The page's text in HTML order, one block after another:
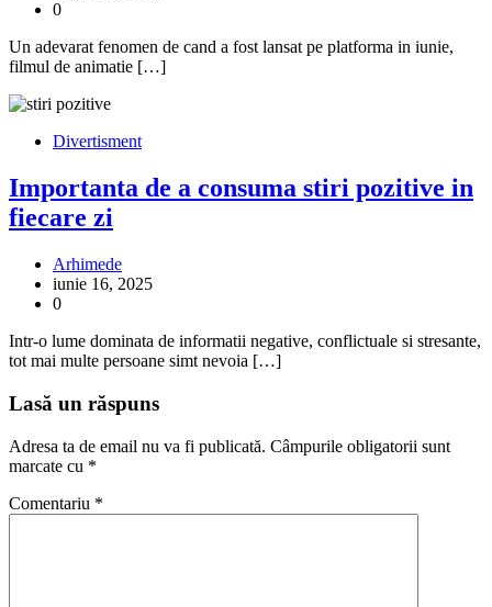
0
Un adevarat fenomen de cand a fost lansat pe platforma in iunie,
filmul de animatie […]
Divertisment
Importanta de a consuma stiri pozitive in
fiecare zi
Arhimede
iunie 16, 2025
0
Intr-o lume dominata de informatii negative, conflictuale si stresante,
tot mai multe persoane simt nevoia […]
Lasă un răspuns
Adresa ta de email nu va fi publicată. Câmpurile obligatorii sunt
marcate cu *
Comentariu *